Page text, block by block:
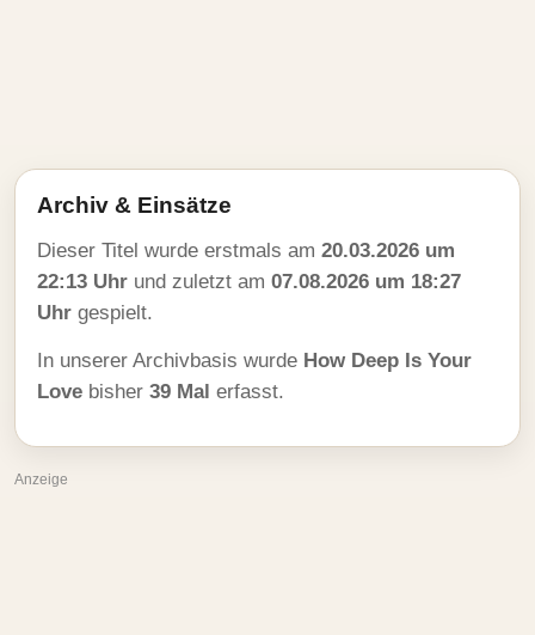
Archiv & Einsätze
Dieser Titel wurde erstmals am 20.03.2026 um
22:13 Uhr und zuletzt am 07.08.2026 um 18:27
Uhr gespielt.
In unserer Archivbasis wurde How Deep Is Your
Love bisher 39 Mal erfasst.
Anzeige